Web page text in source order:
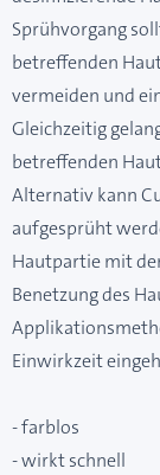
Sprühvorgang
betreffenden
vermeiden und
Gleichzeitig
betreffenden
Alternativ kann
aufgesprüht
Hautpartie mit
Benetzung des
Einwirkzeit
- farblos
- wirkt schnell